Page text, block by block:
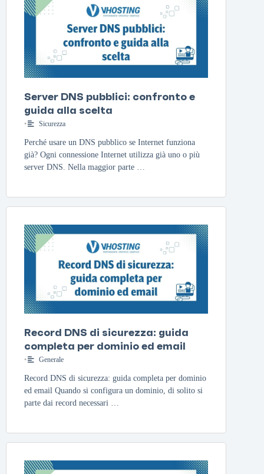
Server DNS pubblici: confronto e
guida alla scelta
• Sicurezza
Perché usare un DNS pubblico se Internet funziona
già? Ogni connessione Internet utilizza già uno o più
server DNS. Nella maggior parte …
Record DNS di sicurezza: guida
completa per dominio ed email
• Generale
Record DNS di sicurezza: guida completa per dominio
ed email Quando si configura un dominio, di solito si
parte dai record necessari …